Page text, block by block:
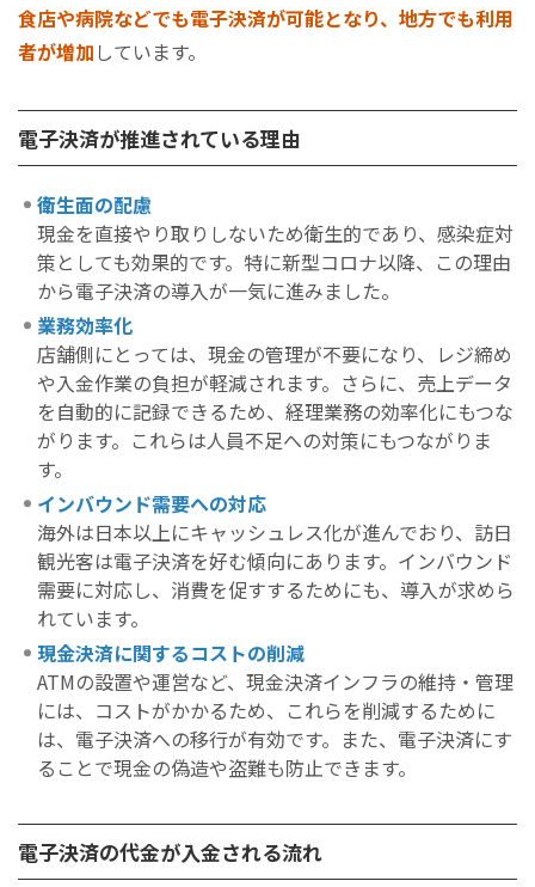
食店や病院などでも電子決済が可能となり、地方でも利用
者が増加 しています。
電子決済が推進されている理由
衛生面の配慮
現金を直接やり取りしないため衛生的であり、感染症対
策としても効果的です。特に新型コロナ以降、この理由
から電子決済の導入が一気に進みました。
業務効率化
店舗側にとっては、現金の管理が不要になり、レジ締め
や入金作業の負担が軽減されます。さらに、売上データ
を自動的に記録できるため、経理業務の効率化にもつな
がります。これらは人員不足への対策にもつながりま
す。
インバウンド需要への対応
海外は日本以上にキャッシュレス化が進んでおり、訪日
観光客は電子決済を好む傾向にあります。インバウンド
需要に対応し、消費を促すするためにも、導入が求めら
れています。
現金決済に関するコストの削減
ATMの設置や運営など、現金決済インフラの維持・管理
には、コストがかかるため、これらを削減するために
は、電子決済への移行が有効です。また、電子決済にす
ることで現金の偽造や盗難も防止できます。
電子決済の代金が入金される流れ